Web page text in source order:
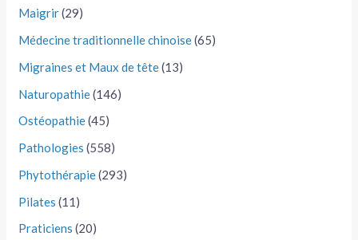
Maigrir(29)
Médecine traditionnelle chinoise(65)
Migraines et Maux de tête(13)
Naturopathie(146)
Ostéopathie(45)
Pathologies (558)
Phytothérapie(293)
Pilates (11)
Praticiens (20)